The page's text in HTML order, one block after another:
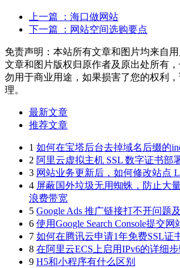
上一篇
：海口做网站
下一篇
：网站空间选购要点
免责声明：本站所有文章和图片均来自用
文章和图片版权归原作者及原出处所有
勿用于商业用途，如果损害了您的权利
理。
最新文章
推荐文章
1 如何在宝塔后台去掉域名后缀的
2 阿里云虚拟主机 SSL 数字证书部
3 网站业务更新后，如何修改站点
4 屏蔽国外垃圾无用蜘蛛，防止大
浪费带宽
5 Google Ads 推广链接打不开问题
6 使用Google Search Console提交
7 如何在腾讯云申请1年免费SSL证
8 在阿里云ECS上启用IPv6的详细
9 H5和小程序有什么区别